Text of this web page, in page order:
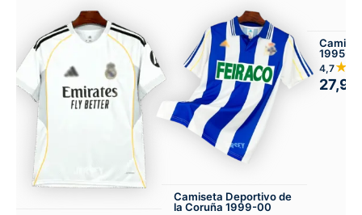
Camiseta Deportivo de
la Coruña 1999-00
1995-
Infantil
4,7
27,99